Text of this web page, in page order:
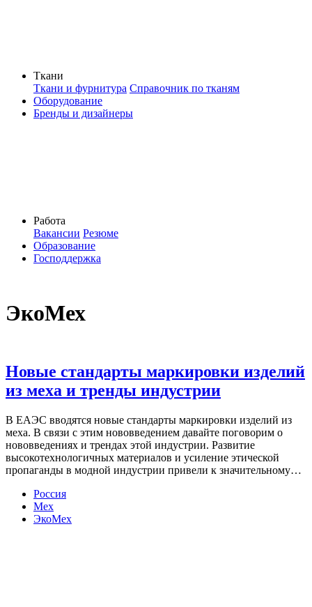
Ткани
Ткани и фурнитура Справочник по тканям
Оборудование
Бренды и дизайнеры
Работа
Вакансии Резюме
Образование
Господдержка
ЭкоМех
Новые стандарты маркировки изделий
из меха и тренды индустрии
В ЕАЭС вводятся новые стандарты маркировки изделий из
меха. В связи с этим нововведением давайте поговорим о
нововведениях и трендах этой индустрии. Развитие
высокотехнологичных материалов и усиление этической
пропаганды в модной индустрии привели к значительному…
Россия
Мех
ЭкоМех